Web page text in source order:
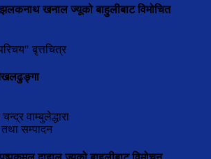
झलकनाथ खनाल ज्यूको बाहुलीबाट विमोचित
बृत्तचित्र
वाम्बुलेद्धारा
सम्पादन